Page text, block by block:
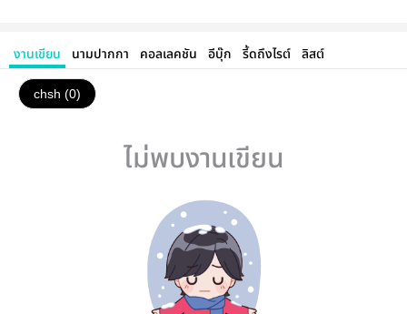
งานเขียน นามปากกา คอลเลคชัน อีบุ๊ก รี้ดถึงไรต์ ลิสต์
chsh (0)
ไม่พบงานเขียน